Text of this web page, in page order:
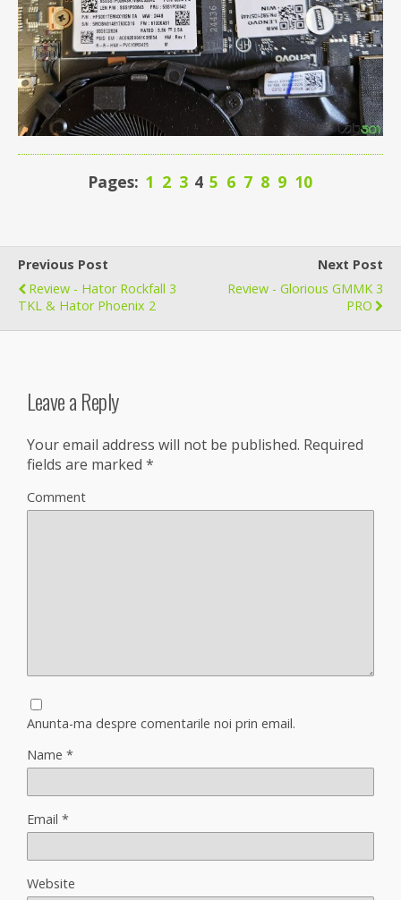
Pages: 1 2 3 4 5 6 7 8 9 10
Previous Post
Review - Hator Rockfall 3
TKL & Hator Phoenix 2
Next Post
Review - Glorious GMMK 3
PRO
Leave a Reply
Your email address will not be published. Required
fields are marked *
Comment
Anunta-ma despre comentarile noi prin email.
Name *
Email *
Website